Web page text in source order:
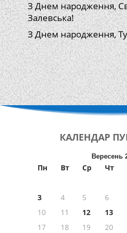
З Днем народження,
Залевська!
З Днем народження,
КАЛЕНДАР
Вересень
Пн Вт Ср Чт
3
4 5 6
10
11 12 13
17
18 19 20